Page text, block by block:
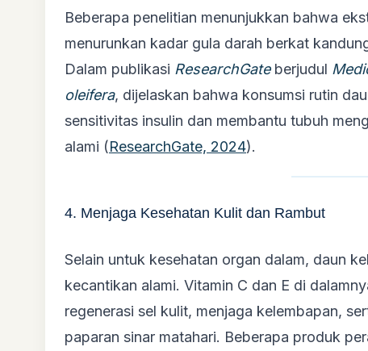
Beberapa penelitian menunjukkan bahwa
menurunkan kadar gula darah berkat
Dalam publikasi ResearchGateberjudul
oleifera, dijelaskan bahwa konsumsi rutin
sensitivitas insulin dan membantu tubuh
alami (ResearchGate, 2024).
4. Menjaga Kesehatan Kulit dan Rambut
Selain untuk kesehatan organ dalam, daun
kecantikan alami. Vitamin C dan E di
regenerasi sel kulit, menjaga kelembapan,
paparan sinar matahari. Beberapa produk